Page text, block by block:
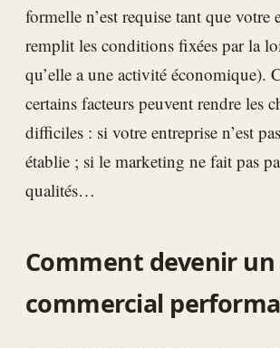
formelle n’est requise tant que votre
remplit les conditions fixées par la
qu’elle a une activité économique).
certains facteurs peuvent rendre les
difficiles : si votre entreprise n’est
établie ; si le marketing ne fait pas
qualités…
Comment devenir
commercial